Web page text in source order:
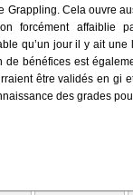
Grappling. Cela ouvre
forcément affaiblie
qu’un jour il y ait
de bénéfices est
être validés en gi
des grades